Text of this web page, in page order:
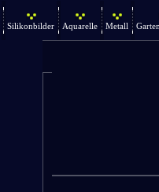
Silikonbilder Aquarelle Metall